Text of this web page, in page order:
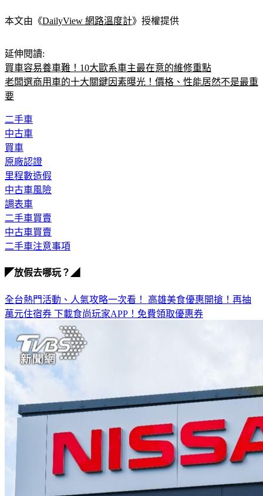
本文由《DailyView 網路溫度計》授權提供
延伸閱讀:
買車容易養車難！10大歐系車主最在意的維修重點
老闆選商用車的十大關鍵因素曝光！價格、性能居然不是最重
要
二手車
中古車
買車
原廠認證
里程數造假
中古車風險
調表車
二手車買賣
中古車買賣
二手車注意事項
◤放假去哪玩？◢
全台熱門活動、人氣攻略一次看！ 高雄美食優惠開搶！再抽
萬元住宿券 下載食尚玩家APP！免費領取優惠券